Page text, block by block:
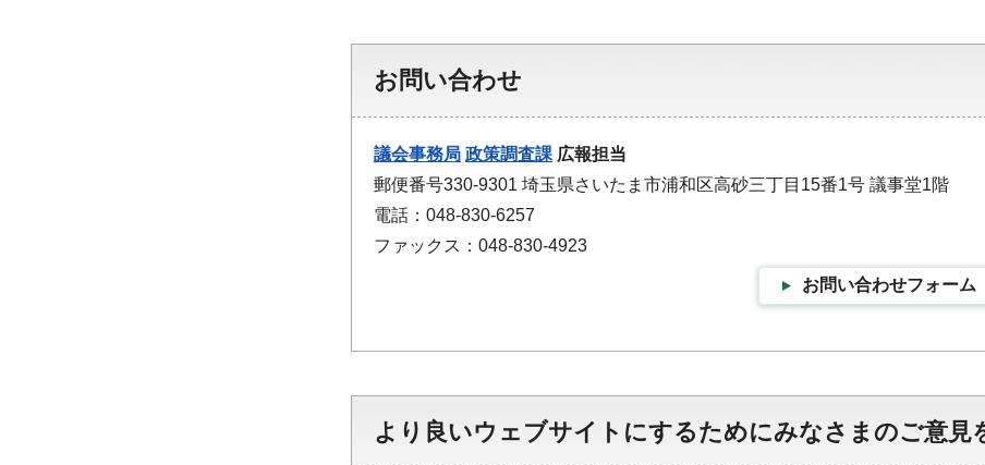
お問い合わせ
議会事務局 政策調査課 広報担当
郵便番号330-9301 埼玉県さいたま市浦和区高砂三丁目15番1号 議事堂1階
電話：048-830-6257
ファックス：048-830-4923
お問い合わせフォーム
より良いウェブサイトにするためにみなさまのご意見